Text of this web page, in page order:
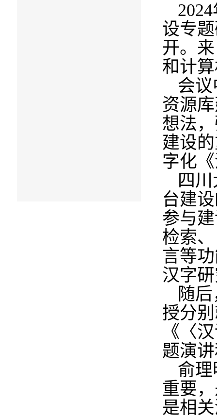
2024
设专
开。
和计
会
资源
想法
建设
字化
四
台建
参与
检索
言等
汉字
随
授分
《〈
题演
俞
重要
是相